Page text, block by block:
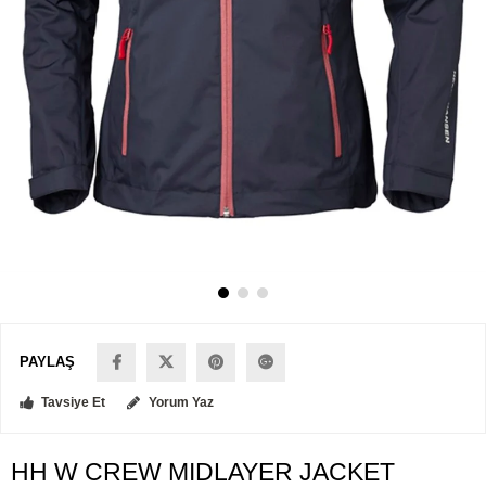
PAYLAŞ
Tavsiye Et Yorum Yaz
HH W CREW MIDLAYER JACKET